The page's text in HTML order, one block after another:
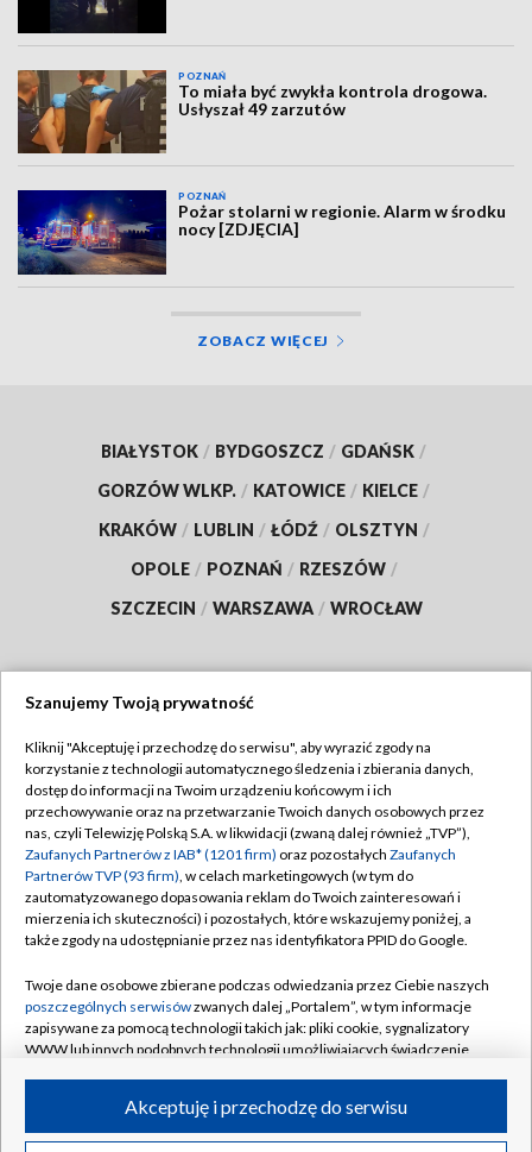
POZNAŃ
To miała być zwykła kontrola drogowa.
Usłyszał 49 zarzutów
POZNAŃ
Pożar stolarni w regionie. Alarm w środku
nocy [ZDJĘCIA]
ZOBACZ WIĘCEJ
BIAŁYSTOK / BYDGOSZCZ / GDAŃSK /
GORZÓW WLKP. / KATOWICE / KIELCE /
KRAKÓW / LUBLIN / ŁÓDŹ / OLSZTYN /
OPOLE / POZNAŃ / RZESZÓW /
SZCZECIN / WARSZAWA / WROCŁAW
TVP
Abonament TVP
Emisja w TVP
Centrum informacji TVP
Naziemna Telewizja Cyfrowa
Rada Programowa
System NOS
Informacje o nadawcy
Program dla prasy
Regulamin TVP
Polityka prywatności
Moje zgody
Pomoc
Kontakt
Kanały
©2026 Telewizja Polska S.A. w likwidacji
Szanujemy Twoją prywatność
Kliknij "Akceptuję i przechodzę do serwisu", aby wyrazić zgody na
korzystanie z technologii automatycznego śledzenia i zbierania danych,
dostęp do informacji na Twoim urządzeniu końcowym i ich
przechowywanie oraz na przetwarzanie Twoich danych osobowych przez
nas, czyli Telewizję Polską S.A. w likwidacji (zwaną dalej również „TVP”),
Zaufanych Partnerów z IAB* (1201 firm) oraz pozostałych Zaufanych
Partnerów TVP (93 firm), w celach marketingowych (w tym do
zautomatyzowanego dopasowania reklam do Twoich zainteresowań i
mierzenia ich skuteczności) i pozostałych, które wskazujemy poniżej, a
także zgody na udostępnianie przez nas identyfikatora PPID do Google.
Twoje dane osobowe zbierane podczas odwiedzania przez Ciebie naszych
poszczególnych serwisówzwanych dalej „Portalem”, w tym informacje
zapisywane za pomocą technologii takich jak: pliki cookie, sygnalizatory
WWW lub innych podobnych technologii umożliwiających świadczenie
ruchu w Internecie.Akceptuję i przechodzę do serwisu